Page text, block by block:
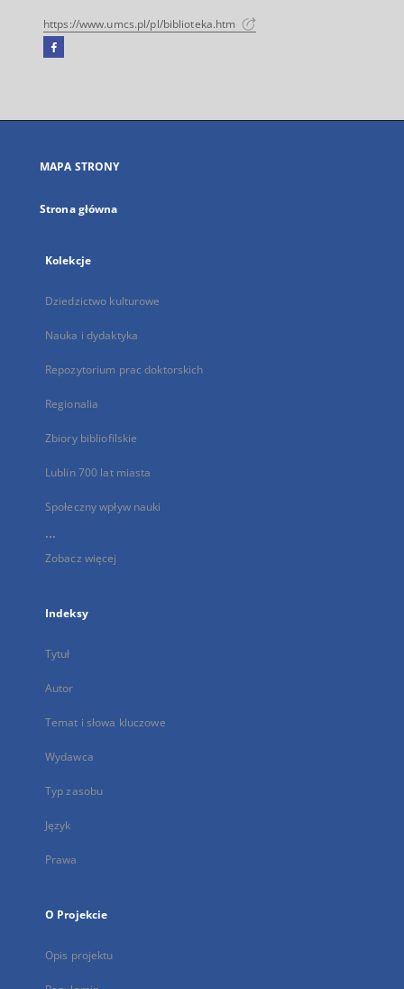
https://www.umcs.pl/pl/biblioteka.htm
Facebook
się
karcie
MAPA STRONY
Strona główna
Kolekcje
Dziedzictwo kulturowe
Nauka i dydaktyka
Repozytorium prac doktorskich
Regionalia
Zbiory bibliofilskie
Lublin 700 lat miasta
Społeczny wpływ nauki
...
Zobacz więcej
Indeksy
Tytuł
Autor
Temat i słowa kluczowe
Wydawca
Typ zasobu
Język
Prawa
O Projekcie
Opis projektu